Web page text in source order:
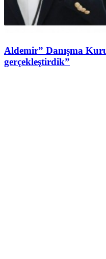
Aldemir” Danışma
gerçekleştirdik”